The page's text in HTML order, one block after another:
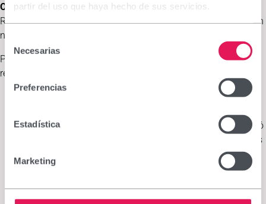
partir del uso que haya hecho de sus servicios.
Selección
Necesarias
Preferencias
Estadística
Marketing
Objectius específics:
Reduir en un10% els casos de malnutrició greu i moderadaen
nens i nenes de 6 a 59 mesos dels pobles de Nikki.
Per aconseguir-ho, el projecte busca assolir els següents
resultats:
individualitzat dels infants que pateixen malnutrició
aguda moderada (MAM) o severa (MAS), perquè els
pares puguin monitorar la salut dels seus fills i
saber com actuar.
corresponsabilitat i la formació en salut,